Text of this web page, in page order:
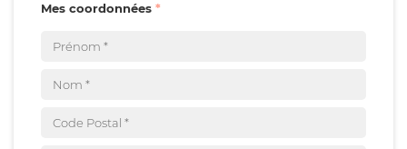
Mes coordonnées